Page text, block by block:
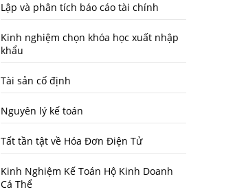
Lập và phân tích báo cáo tài chính
Kinh nghiệm chọn khóa học xuất nhập
khẩu
Tài sản cố định
Nguyên lý kế toán
Tất tần tật về Hóa Đơn Điện Tử
Kinh Nghiệm Kế Toán Hộ Kinh Doanh
Cá Thể